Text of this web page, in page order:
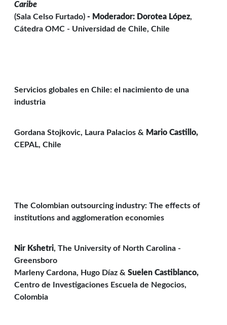
Caribe
(Sala Celso Furtado) - Moderador: Dorotea López,
Cátedra OMC - Universidad de Chile, Chile
Servicios globales en Chile: el nacimiento de una
industria
Gordana Stojkovic, Laura Palacios & Mario Castillo,
CEPAL, Chile
The Colombian outsourcing industry: The effects of
institutions and agglomeration economies
Nir Kshetri, The University of North Carolina -
Greensboro
Marleny Cardona, Hugo Díaz & Suelen Castiblanco,
Centro de Investigaciones Escuela de Negocios,
Colombia